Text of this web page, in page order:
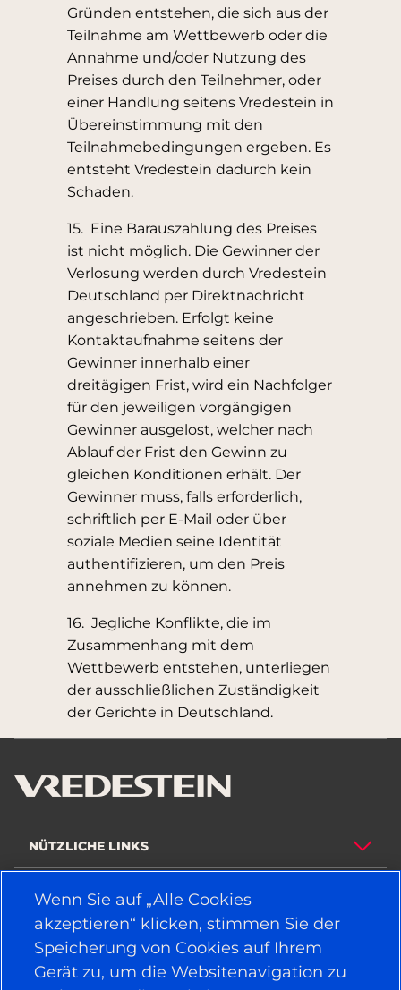
Gründen entstehen, die sich aus der
Teilnahme am Wettbewerb oder die
Annahme und/oder Nutzung des
Preises durch den Teilnehmer, oder
einer Handlung seitens Vredestein in
Übereinstimmung mit den
Teilnahmebedingungen ergeben. Es
entsteht Vredestein dadurch kein
Schaden.
15. Eine Barauszahlung des Preises
ist nicht möglich. Die Gewinner der
Verlosung werden durch Vredestein
Deutschland per Direktnachricht
angeschrieben. Erfolgt keine
Kontaktaufnahme seitens der
Gewinner innerhalb einer
dreitägigen Frist, wird ein Nachfolger
für den jeweiligen vorgängigen
Gewinner ausgelost, welcher nach
Ablauf der Frist den Gewinn zu
gleichen Konditionen erhält. Der
Gewinner muss, falls erforderlich,
schriftlich per E-Mail oder über
soziale Medien seine Identität
authentifizieren, um den Preis
annehmen zu können.
16. Jegliche Konflikte, die im
Zusammenhang mit dem
Wettbewerb entstehen, unterliegen
der ausschließlichen Zuständigkeit
der Gerichte in Deutschland.
NÜTZLICHE LINKS
FAHRZEUGTYP
POLITIK
UNTERNEHMEN
Wenn Sie auf „Alle Cookies
akzeptieren“ klicken, stimmen Sie der
Speicherung von Cookies auf Ihrem
Gerät zu, um die Websitenavigation zu